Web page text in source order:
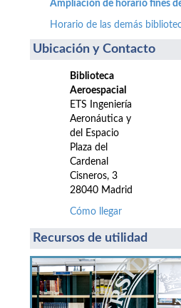
Ampliación de horario fines
Horario de las demás
Ubicación y Contacto
Biblioteca
Aeroespacial
ETS Ingeniería
Aeronáutica y
del Espacio
Plaza del
Cardenal
Cisneros, 3
28040 Madrid
Cómo llegar
Recursos de utilidad